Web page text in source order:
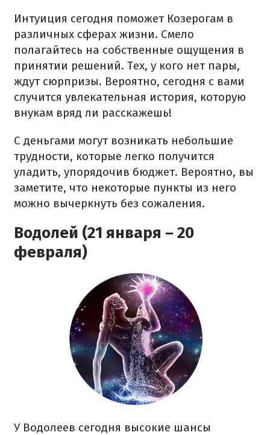
Интуиция сегодня поможет Козерогам в
различных сферах жизни. Смело
полагайтесь на собственные ощущения в
принятии решений. Тех, у кого нет пары,
ждут сюрпризы. Вероятно, сегодня с вами
случится увлекательная история, которую
внукам вряд ли расскажешь!
С деньгами могут возникать небольшие
трудности, которые легко получится
уладить, упорядочив бюджет. Вероятно, вы
заметите, что некоторые пункты из него
можно вычеркнуть без сожаления.
Водолей (21 января – 20
февраля)
У Водолеев сегодня высокие шансы